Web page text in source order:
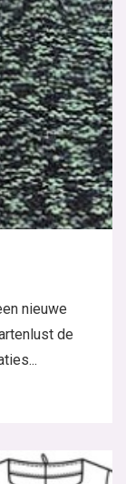
nieuwe
de